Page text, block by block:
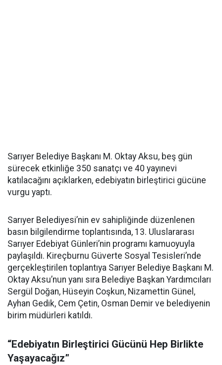
Sarıyer Belediye Başkanı M. Oktay Aksu, beş gün
sürecek etkinliğe 350 sanatçı ve 40 yayınevi
katılacağını açıklarken, edebiyatın birleştirici gücüne
vurgu yaptı.
Sarıyer Belediyesi’nin ev sahipliğinde düzenlenen
basın bilgilendirme toplantısında, 13. Uluslararası
Sarıyer Edebiyat Günleri’nin programı kamuoyuyla
paylaşıldı. Kireçburnu Güverte Sosyal Tesisleri’nde
gerçekleştirilen toplantıya Sarıyer Belediye Başkanı M.
Oktay Aksu’nun yanı sıra Belediye Başkan Yardımcıları
Sergül Doğan, Hüseyin Coşkun, Nizamettin Günel,
Ayhan Gedik, Cem Çetin, Osman Demir ve belediyenin
birim müdürleri katıldı.
“Edebiyatın Birleştirici Gücünü Hep Birlikte
Yaşayacağız”